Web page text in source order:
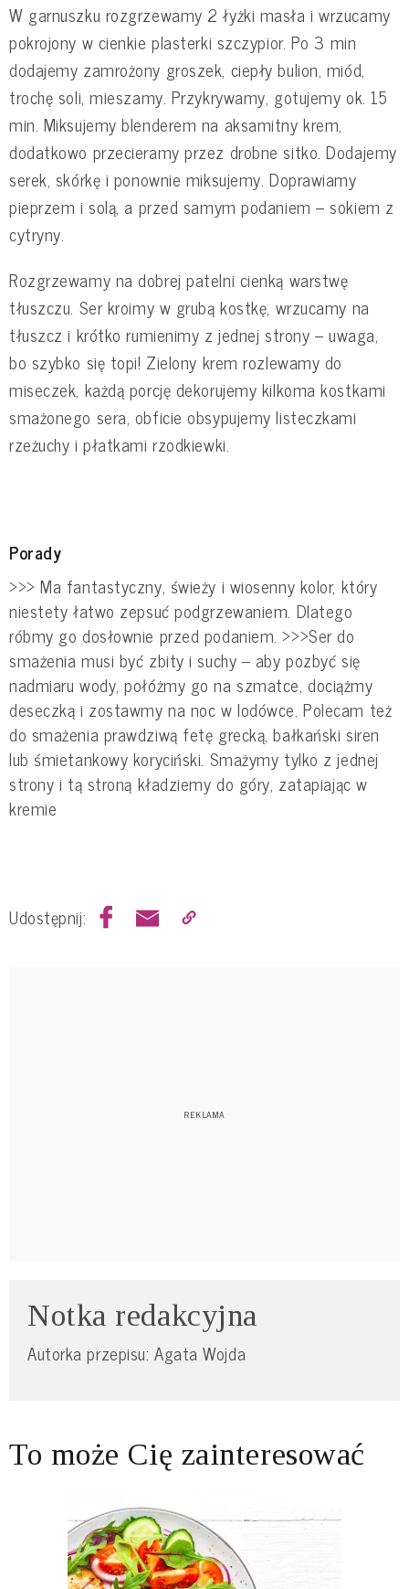
W garnuszku rozgrzewamy 2 łyżki masła i wrzucamy
pokrojony w cienkie plasterki szczypior. Po 3 min
dodajemy zamrożony groszek, ciepły bulion, miód,
trochę soli, mieszamy. Przykrywamy, gotujemy ok. 15
min. Miksujemy blenderem na aksamitny krem,
dodatkowo przecieramy przez drobne sitko. Dodajemy
serek, skórkę i ponownie miksujemy. Doprawiamy
pieprzem i solą, a przed samym podaniem – sokiem z
cytryny.
Rozgrzewamy na dobrej patelni cienką warstwę
tłuszczu. Ser kroimy w grubą kostkę, wrzucamy na
tłuszcz i krótko rumienimy z jednej strony – uwaga,
bo szybko się topi! Zielony krem rozlewamy do
miseczek, każdą porcję dekorujemy kilkoma kostkami
smażonego sera, obficie obsypujemy listeczkami
rzeżuchy i płatkami rzodkiewki.
Porady
>>> Ma fantastyczny, świeży i wiosenny kolor, który
niestety łatwo zepsuć podgrzewaniem. Dlatego
róbmy go dosłownie przed podaniem. >>>Ser do
smażenia musi być zbity i suchy – aby pozbyć się
nadmiaru wody, połóżmy go na szmatce, dociążmy
deseczką i zostawmy na noc w lodówce. Polecam też
do smażenia prawdziwą fetę grecką, bałkański siren
lub śmietankowy koryciński. Smażymy tylko z jednej
strony i tą stroną kładziemy do góry, zatapiając w
kremie
Udostępnij:
Notka redakcyjna
Autorka przepisu: Agata Wojda
To może Cię zainteresować